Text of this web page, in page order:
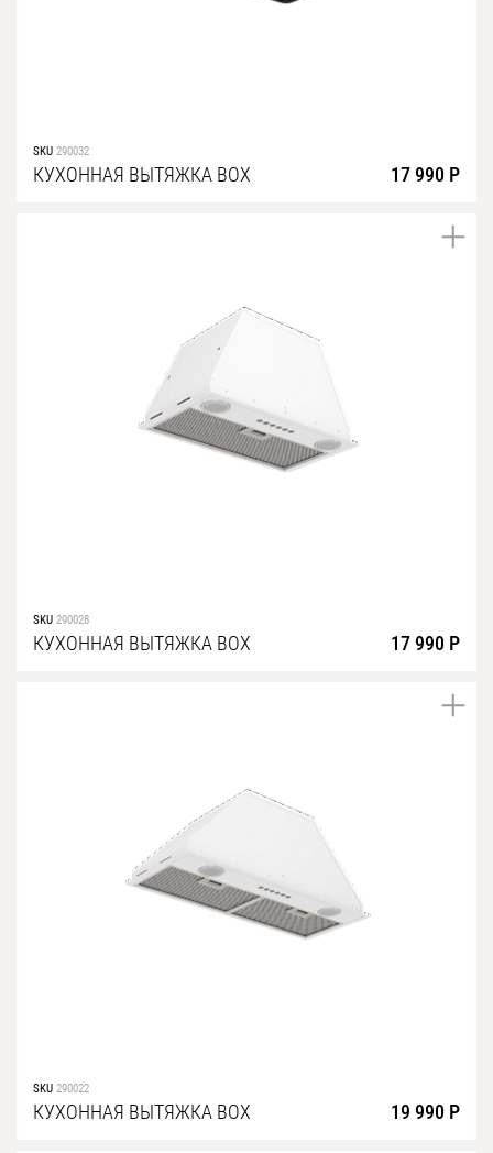
SKU 290032
КУХОННАЯ ВЫТЯЖКА BOX 17 990 Р
SKU 290028
КУХОННАЯ ВЫТЯЖКА BOX 17 990 Р
SKU 290022
КУХОННАЯ ВЫТЯЖКА BOX 19 990 Р